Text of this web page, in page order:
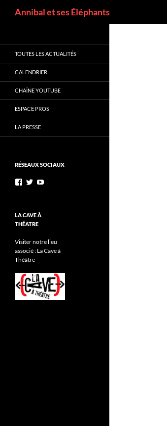
Annibal et ses Éléphants
TOUTES LES ACTUALITÉS
CALENDRIER
CHAÎNE YOUTUBE
ESPACE PROS
LA PRESSE
RÉSEAUX SOCIAUX
LA CAVE À
THÉATRE
Visiter notre lieu
associé : La Cave à
Théâtre